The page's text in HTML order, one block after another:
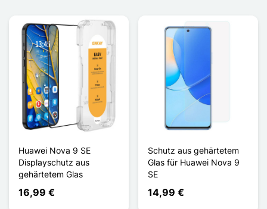
Huawei Nova 9 SE
Displayschutz aus
gehärtetem Glas
16,99 €
Schutz aus gehärtetem
Glas für Huawei Nova 9
SE
14,99 €